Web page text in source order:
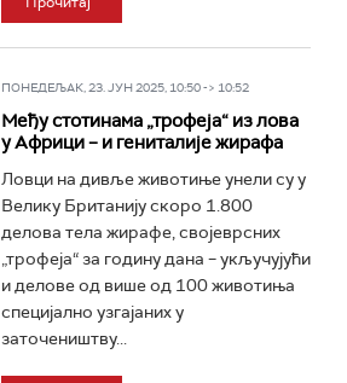
ПОНЕДЕЉАК, 23. ЈУН 2025, 10:50 -> 10:52
Међу стотинама „трофеја“ из лова
у Африци – и гениталије жирафа
Ловци на дивље животиње унели су у
Велику Британију скоро 1.800
делова тела жирафе, својеврсних
„трофеја“ за годину дана – укључујући
и делове од више од 100 животиња
специјално узгајаних у
заточеништву...